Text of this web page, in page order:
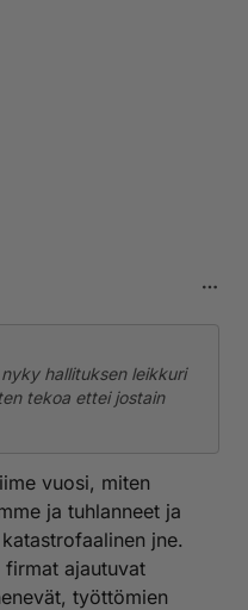
hallituksen leikkuri
tekoa ettei jostain
vuosi, miten
ja tuhlanneet ja
jne.
ajautuvat
työttömien